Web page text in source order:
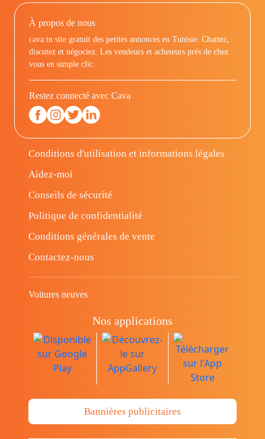
À propos de nous
cava.tn site gratuit des petites annonces en Tunisie: Chattez,
discutez et négociez. Les vendeurs et acheteurs prés de chez
vous en simple clic.
Restez connecté avec Cava
Conditions d'utilisation et informations légales
Aidez-moi
Conseils de sécurité
Politique de confidentialité
Conditions générales de vente
Contactez-nous
Voitures neuves
Nos applications
Bannières publicitaires